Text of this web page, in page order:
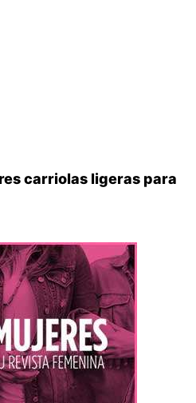
carriolas ligeras para